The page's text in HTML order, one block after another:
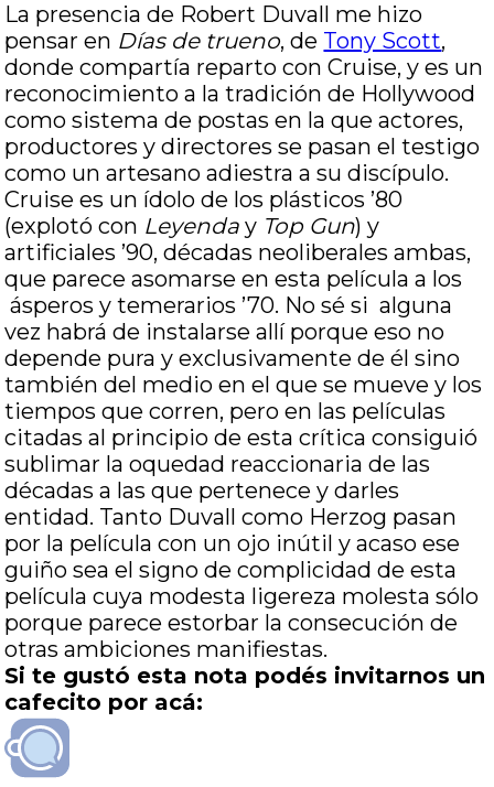
La presencia de Robert Duvall me hizo
pensar en Días de trueno, de Tony Scott,
donde compartía reparto con Cruise, y es un
reconocimiento a la tradición de Hollywood
como sistema de postas en la que actores,
productores y directores se pasan el testigo
como un artesano adiestra a su discípulo.
Cruise es un ídolo de los plásticos ’80
(explotó con Leyenda y Top Gun) y
artificiales ’90, décadas neoliberales ambas,
que parece asomarse en esta película a los
ásperos y temerarios ’70. No sé si alguna
vez habrá de instalarse allí porque eso no
depende pura y exclusivamente de él sino
también del medio en el que se mueve y los
tiempos que corren, pero en las películas
citadas al principio de esta crítica consiguió
sublimar la oquedad reaccionaria de las
décadas a las que pertenece y darles
entidad. Tanto Duvall como Herzog pasan
por la película con un ojo inútil y acaso ese
guiño sea el signo de complicidad de esta
película cuya modesta ligereza molesta sólo
porque parece estorbar la consecución de
otras ambiciones manifiestas.
Si te gustó esta nota podés invitarnos un
cafecito por acá: